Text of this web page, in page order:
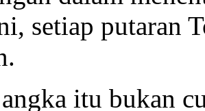
setiap putaran
itu bukan